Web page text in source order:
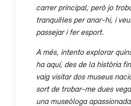
carrer principal, però jo
tranquil·les per anar-hi, i
passejar i fer esport.
A més, intento explorar
ha aquí, des de la història
vaig visitar dos museus
sort de trobar-me dues
una museòloga